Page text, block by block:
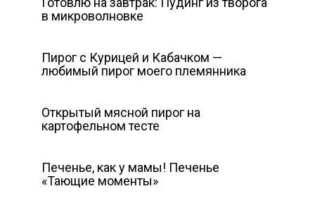
в микроволновке
Пирог с Курицей и Кабачком —
любимый пирог моего племянника
Открытый мясной пирог на
картофельном тесте
Печенье, как у мамы! Печенье
«Тающие моменты»